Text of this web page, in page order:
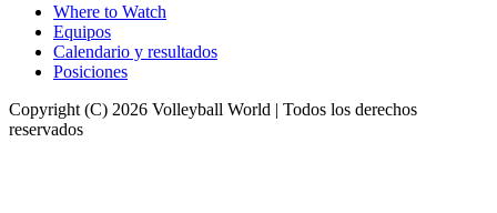
Where to Watch
Equipos
Calendario y resultados
Posiciones
Copyright (C) 2026 Volleyball World | Todos los derechos
reservados